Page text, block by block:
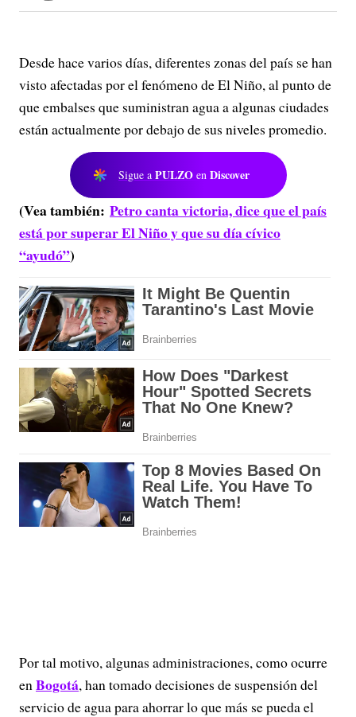
Desde hace varios días, diferentes zonas del país se han
visto afectadas por el fenómeno de El Niño, al punto de
que embalses que suministran agua a algunas ciudades
están actualmente por debajo de sus niveles promedio.
Sigue a PULZO en Discover
(Vea también: Petro canta victoria, dice que el país
está por superar El Niño y que su día cívico
“ayudó”)
Por tal motivo, algunas administraciones, como ocurre
enBogotá, han tomado decisiones de suspensión del
servicio de agua para ahorrar lo que más se pueda el